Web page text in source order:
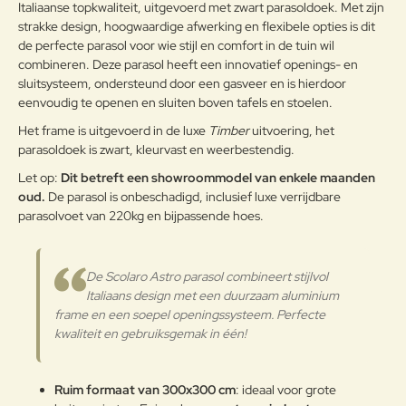
weerstaan en met poeder gelakt.
Onderhoudsadvies
Aluminium
Om het product lange tijd in
uitstekende staat te houden, raden
regelmatig te reinigen. Verricht de
reiniging vaker op plaatsen die
door een grote vochtigheid of een
zeeklimaat worden gekenmerkt.
Het wordt aanbevolen om de
langdurige en continue
blootstelling aan intense uv-
straling of aan erg lage
temperaturen kunnen de originele
worden aangetast. We raden aan
Note: HTML-code wordt niet vertaald!
Waarderin
Slecht Goed
Verder
Italiaanse topkwaliteit, uitgevoerd met zwart parasoldoek. Met zijn
strakke design, hoogwaardige afwerking en flexibele opties is dit
de perfecte parasol voor wie stijl en comfort in de tuin wil
combineren. Deze parasol heeft een innovatief openings- en
sluitsysteem, ondersteund door een gasveer en is hierdoor
eenvoudig te openen en sluiten boven tafels en stoelen.
Het frame is uitgevoerd in de luxe Timberuitvoering, het
parasoldoek is zwart, kleurvast en weerbestendig.
Let op: Dit betreft een showroommodel van enkele maanden
oud. De parasol is onbeschadigd, inclusief luxe verrijdbare
parasolvoet van 220kg en bijpassende hoes.
De Scolaro Astro parasol combineert stijlvol
Italiaans design met een duurzaam aluminium
frame en een soepel openingssysteem. Perfecte
kwaliteit en gebruiksgemak in één!
Ruim formaat van 300x300 cm: ideaal voor grote